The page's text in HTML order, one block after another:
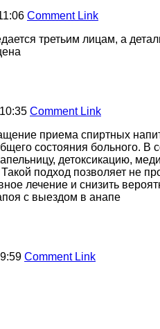
Comment Link
третьим лицам, а
Comment Link
приема спиртных
состояния больного. В
детоксикацию,
подход позволяет не
лечение и снизить
с выездом в анапе
Comment Link